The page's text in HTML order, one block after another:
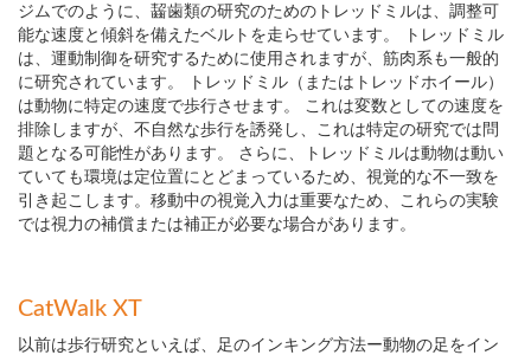
ジムでのように、齧歯類の研究のためのトレッドミルは、調整可
能な速度と傾斜を備えたベルトを走らせています。 トレッドミル
は、運動制御を研究するために使用されますが、筋肉系も一般的
に研究されています。 トレッドミル（またはトレッドホイール）
は動物に特定の速度で歩行させます。 これは変数としての速度を
排除しますが、不自然な歩行を誘発し、これは特定の研究では問
題となる可能性があります。 さらに、トレッドミルは動物は動い
ていても環境は定位置にとどまっているため、視覚的な不一致を
引き起こします。移動中の視覚入力は重要なため、これらの実験
では視力の補償または補正が必要な場合があります。
CatWalk XT
以前は歩行研究といえば、足のインキング方法ー動物の足をイン